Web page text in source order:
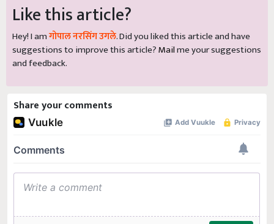
Like this article?
Hey! I amगोपाल नरसिंग उगले. Did you liked this article and have
suggestions to improve this article?Mailme your suggestions
and feedback.
Share your comments